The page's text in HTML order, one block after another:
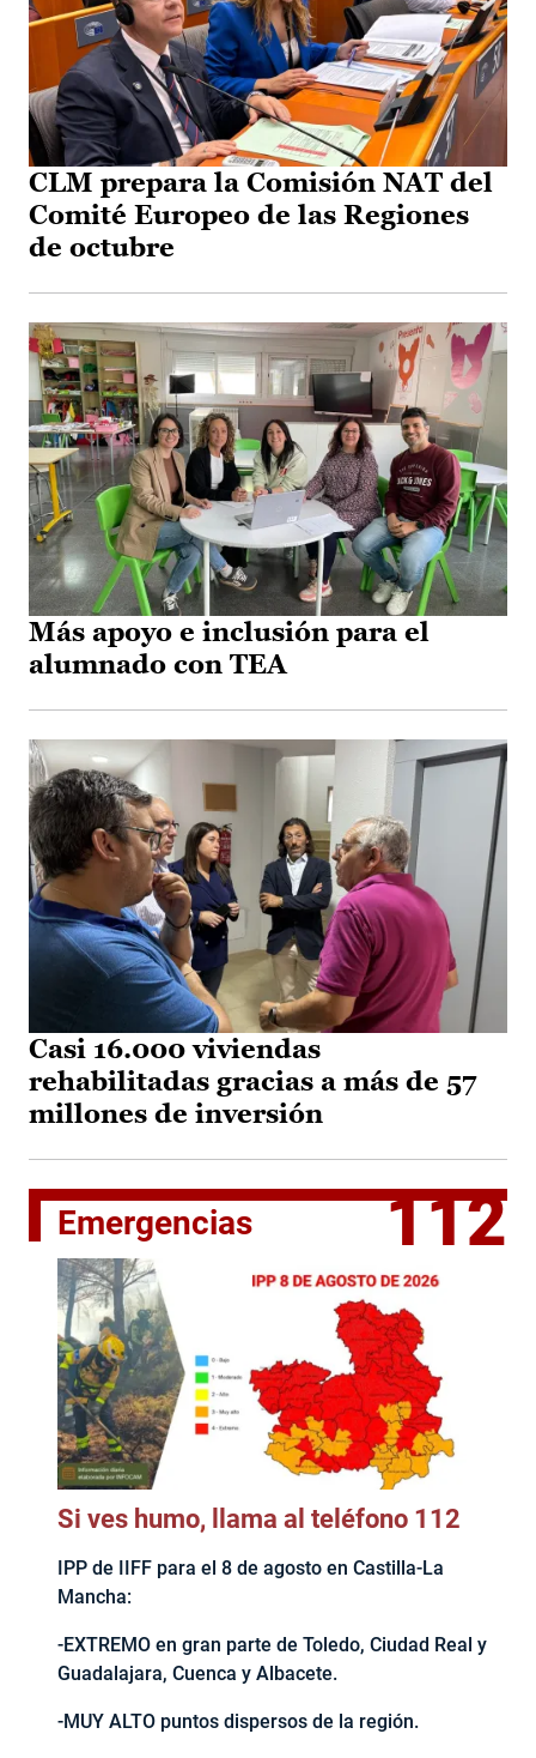
CLM prepara la Comisión NAT del
Comité Europeo de las Regiones
de octubre
Más apoyo e inclusión para el
alumnado con TEA
Casi 16.000 viviendas
rehabilitadas gracias a más de 57
millones de inversión
Emergencias 112
Si ves humo, llama al teléfono 112
IPP de IIFF para el 8 de agosto en Castilla-La
Mancha:
-EXTREMO en gran parte de Toledo, Ciudad Real y
Guadalajara, Cuenca y Albacete.
-MUY ALTO puntos dispersos de la región.